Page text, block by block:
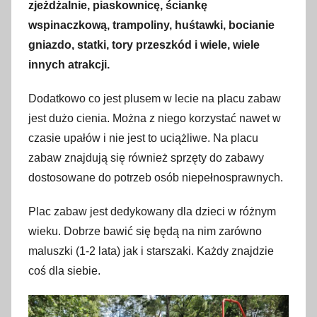
zjeżdżalnie, piaskownicę, ściankę
wspinaczkową, trampoliny, huśtawki, bocianie
gniazdo, statki, tory przeszkód i wiele, wiele
innych atrakcji.
Dodatkowo co jest plusem w lecie na placu zabaw
jest dużo cienia. Można z niego korzystać nawet w
czasie upałów i nie jest to uciążliwe. Na placu
zabaw znajdują się również sprzęty do zabawy
dostosowane do potrzeb osób niepełnosprawnych.
Plac zabaw jest dedykowany dla dzieci w różnym
wieku. Dobrze bawić się będą na nim zarówno
maluszki (1-2 lata) jak i starszaki. Każdy znajdzie
coś dla siebie.